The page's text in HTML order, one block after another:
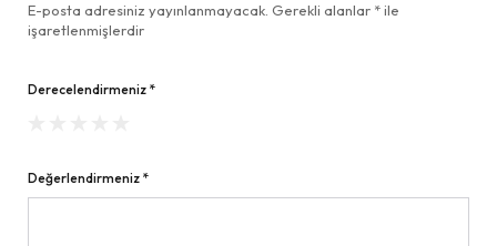
E-posta adresiniz yayınlanmayacak. Gerekli alanlar *ile
işaretlenmişlerdir
Derecelendirmeniz *
Değerlendirmeniz *